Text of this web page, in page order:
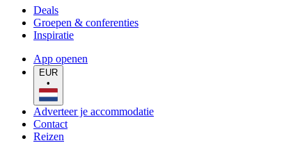
Deals
Groepen & conferenties
Inspiratie
App openen
EUR
•
Adverteer je accommodatie
Contact
Reizen